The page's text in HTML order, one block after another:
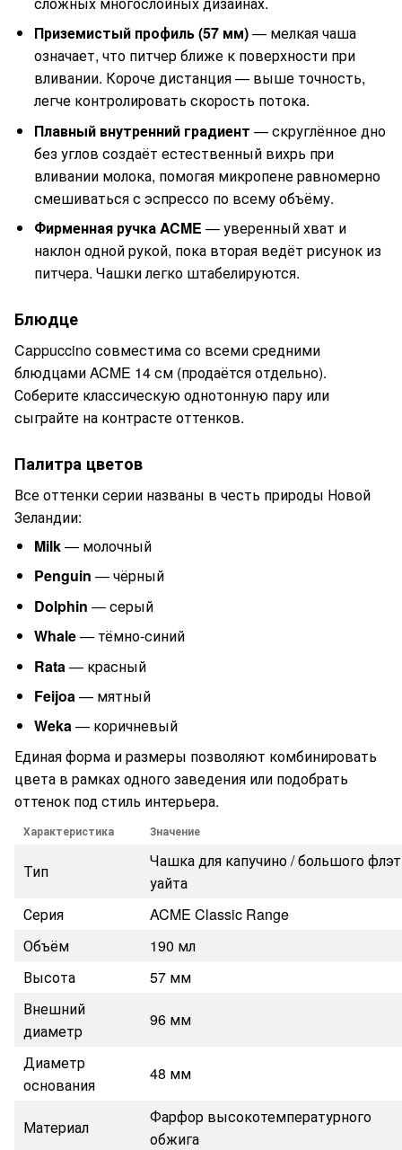
Приземистый профиль (57 мм)— мелкая чаша
означает, что питчер ближе к поверхности при
вливании. Короче дистанция — выше точность,
легче контролировать скорость потока.
Плавный внутренний градиент — скруглённое дно
без углов создаёт естественный вихрь при
вливании молока, помогая микропене равномерно
смешиваться с эспрессо по всему объёму.
Фирменная ручка ACME — уверенный хват и
наклон одной рукой, пока вторая ведёт рисунок из
питчера. Чашки легко штабелируются.
Блюдце
Cappuccino совместима со всеми средними
блюдцами ACME 14 см (продаётся отдельно).
Соберите классическую однотонную пару или
сыграйте на контрасте оттенков.
Палитра цветов
Все оттенки серии названы в честь природы Новой
Зеландии:
Milk— молочный
Penguin — чёрный
Dolphin — серый
Whale— тёмно-синий
Rata — красный
Feijoa— мятный
Weka— коричневый
Единая форма и размеры позволяют комбинировать
цвета в рамках одного заведения или подобрать
оттенок под стиль интерьера.
Характеристика Значение
Тип
Чашка для капучино / большого флэт
уайта
Серия
ACME Classic Range
Объём
190 мл
Высота
57 мм
Внешний
диаметр
96 мм
Диаметр
основания
48 мм
Материал
Фарфор высокотемпературного
обжига